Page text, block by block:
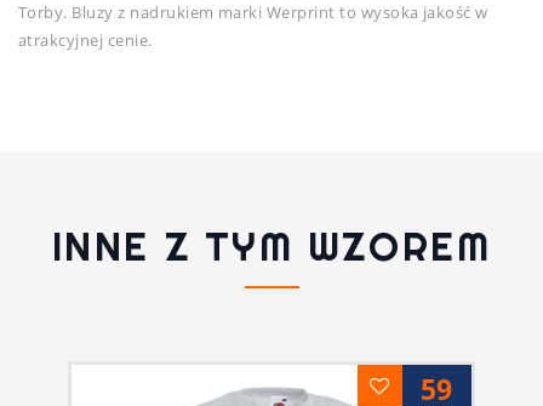
Torby. Bluzy z nadrukiem marki Werprint to wysoka jakość w
atrakcyjnej cenie.
INNE Z TYM WZOREM
59